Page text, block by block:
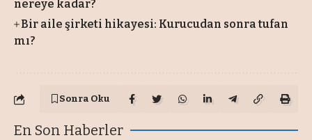
nereye kadar?
Bir aile şirketi hikayesi: Kurucudan sonra tufan
mı?
Sonra Oku
En Son Haberler